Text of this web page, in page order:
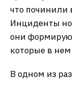
что починили
Инциденты
они
которые в
В одном из